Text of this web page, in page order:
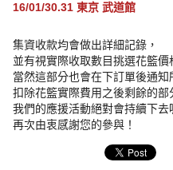
16/01/30.31 東京 武道館
集資收款均會做出詳細記錄，
並有視實際收取數目挑選花籃價
當然這部分也會在下訂單後通知
扣除花籃實際費用之後剩餘的部
我們的應援活動絕對會持續下去
再次由衷感謝您的參與！